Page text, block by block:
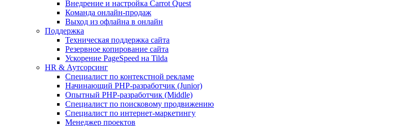
Внедрение и настройка Carrot Quest
Команда онлайн-продаж
Выход из офлайна в онлайн
Поддержка
Техническая поддержка сайта
Резервное копирование сайта
Ускорение PageSpeed на Tilda
HR & Аутсорсинг
Специалист по контекстной рекламе
Начинающий PHP-разработчик (Junior)
Опытный PHP-разработчик (Middle)
Специалист по поисковому продвижению
Специалист по интернет-маркетингу
Менеджер проектов